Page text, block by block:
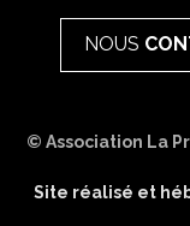
NOUS
© Association La
Site réalisé et